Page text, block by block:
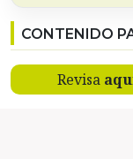
CONTENIDO
Revisa